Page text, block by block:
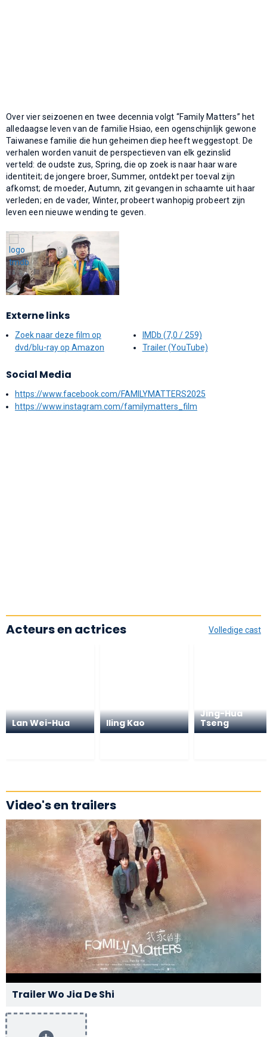
Over vier seizoenen en twee decennia volgt “Family Matters” het
alledaagse leven van de familie Hsiao, een ogenschijnlijk gewone
Taiwanese familie die hun geheimen diep heeft weggestopt. De
verhalen worden vanuit de perspectieven van elk gezinslid
verteld: de oudste zus, Spring, die op zoek is naar haar ware
identiteit; de jongere broer, Summer, ontdekt per toeval zijn
afkomst; de moeder, Autumn, zit gevangen in schaamte uit haar
verleden; en de vader, Winter, probeert wanhopig probeert zijn
leven een nieuwe wending te geven.
Externe links
Zoek naar deze film op
dvd/blu-ray op Amazon
IMDb (7,0 / 259)
Trailer (YouTube)
Social Media
https://www.facebook.com/FAMILYMATTERS2025
https://www.instagram.com/familymatters_film
Volledige cast
Acteurs en actrices
Lan Wei-Hua Iling Kao
Jing-Hua
Tseng
Video's en trailers
Trailer Wo Jia De Shi